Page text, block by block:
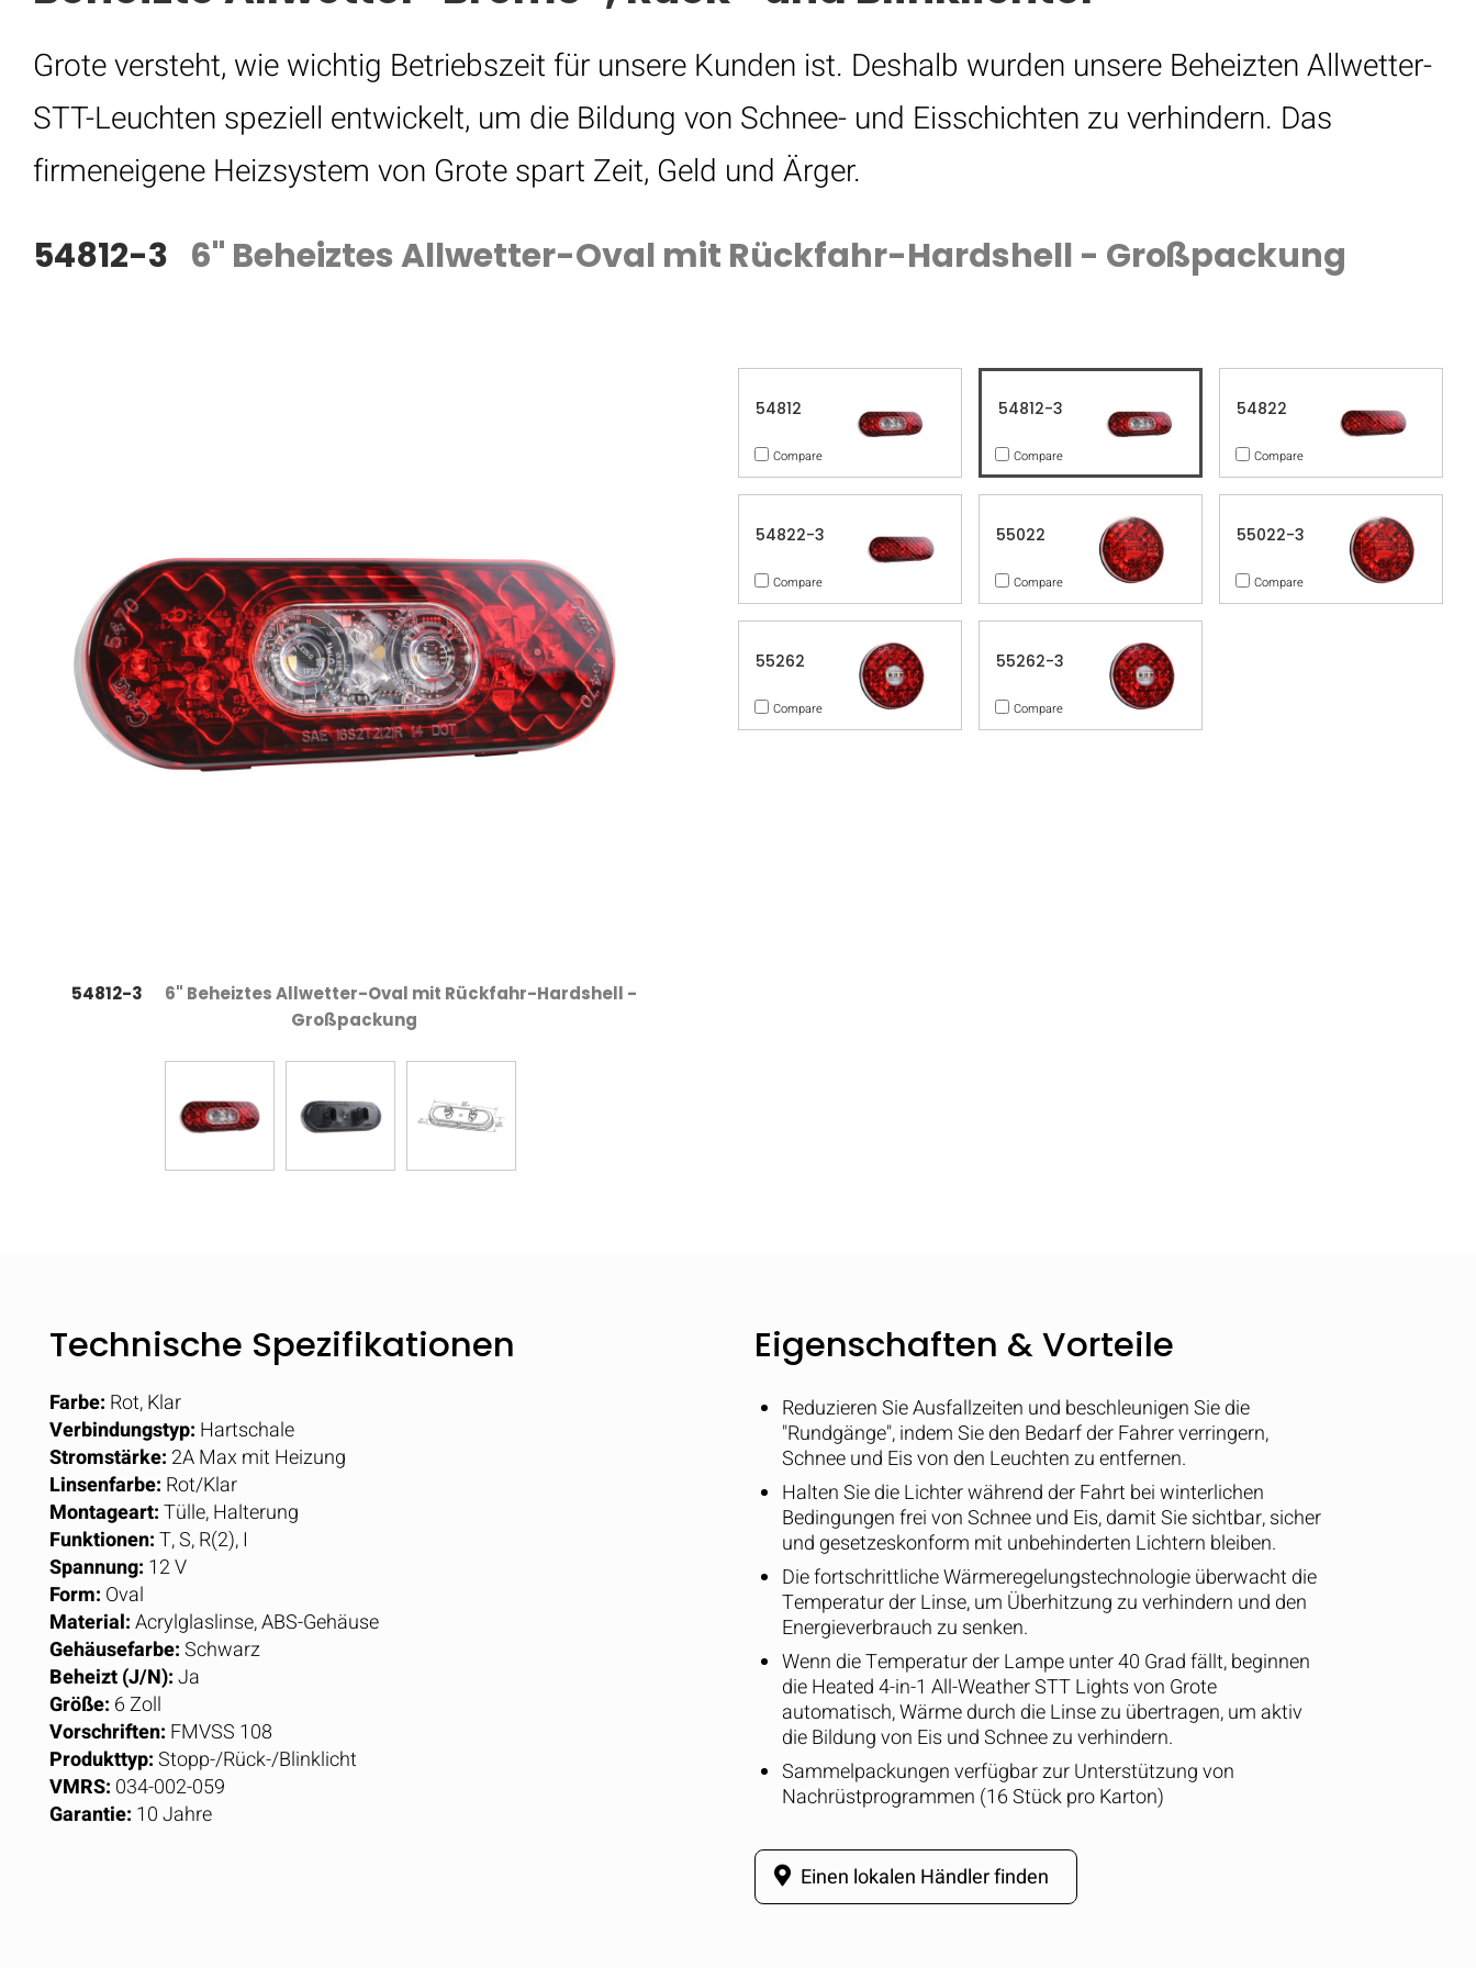
Grote versteht, wie wichtig Betriebszeit für unsere Kunden ist. Deshalb wurden unsere Beheizten Allwetter-
STT-Leuchten speziell entwickelt, um die Bildung von Schnee- und Eisschichten zu verhindern. Das
firmeneigene Heizsystem von Grote spart Zeit, Geld und Ärger.
54812-3 6" Beheiztes Allwetter-Oval mit Rückfahr-Hardshell - Großpackung
54812-3
6" Beheiztes Allwetter-Oval mit Rückfahr-Hardshell -
Großpackung
54812
Compare
54812-3
Compare
54822
Compare
54822-3
Compare
55022
Compare
55022-3
Compare
55262
Compare
55262-3
Compare
Technische Spezifikationen
Farbe: Rot, Klar
Verbindungstyp: Hartschale
Stromstärke: 2A Max mit Heizung
Linsenfarbe: Rot/Klar
Montageart:Tülle, Halterung
Funktionen:T, S, R(2), I
Spannung: 12 V
Form: Oval
Material:Acrylglaslinse, ABS-Gehäuse
Gehäusefarbe:Schwarz
Beheizt (J/N):Ja
Größe: 6 Zoll
Vorschriften: FMVSS 108
Produkttyp:Stopp-/Rück-/Blinklicht
VMRS: 034-002-059
Garantie: 10 Jahre
Eigenschaften & Vorteile
Reduzieren Sie Ausfallzeiten und beschleunigen Sie die
"Rundgänge", indem Sie den Bedarf der Fahrer verringern,
Schnee und Eis von den Leuchten zu entfernen.
Halten Sie die Lichter während der Fahrt bei winterlichen
Bedingungen frei von Schnee und Eis, damit Sie sichtbar, sicher
und gesetzeskonform mit unbehinderten Lichtern bleiben.
Die fortschrittliche Wärmeregelungstechnologie überwacht die
Temperatur der Linse, um Überhitzung zu verhindern und den
Energieverbrauch zu senken.
Wenn die Temperatur der Lampe unter 40 Grad fällt, beginnen
die Heated 4-in-1 All-Weather STT Lights von Grote
automatisch, Wärme durch die Linse zu übertragen, um aktiv
die Bildung von Eis und Schnee zu verhindern.
Sammelpackungen verfügbar zur Unterstützung von
Nachrüstprogrammen (16 Stück pro Karton)
Einen lokalen Händler finden